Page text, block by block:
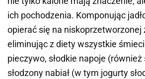
ich pochodzenia. Komponując
opierać się na niskoprzetworzonej
eliminując z diety wszystkie śmieci
pieczywo, słodkie napoje
słodzony nabiał (w tym jogurty